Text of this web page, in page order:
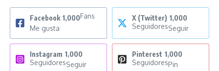
Facebook 1,000Fans
Me gusta
X (Twitter) 1,000
SeguidoresSeguir
Instagram 1,000
SeguidoresSeguir
Pinterest 1,000
SeguidoresPin